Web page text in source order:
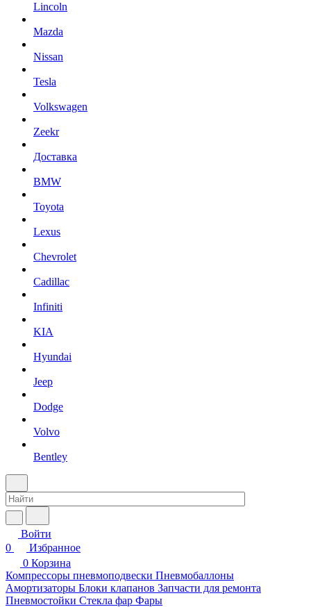
Lincoln
Mazda
Nissan
Tesla
Volkswagen
Zeekr
Доставка
BMW
Toyota
Lexus
Chevrolet
Cadillac
Infiniti
KIA
Hyundai
Jeep
Dodge
Volvo
Bentley
Войти
0
Избранное
0 Корзина
Компрессоры пневмоподвески Пневмобаллоны
Амортизаторы Блоки клапанов Запчасти для ремонта
Пневмостойки Стекла фар Фары